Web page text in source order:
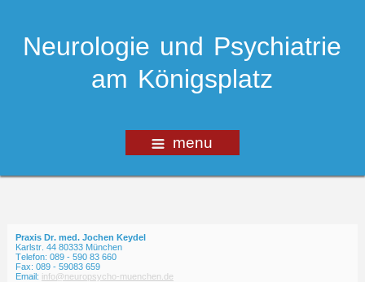
Neurologie und Psychiatrie
am Königsplatz
menu
Praxis Dr. med. Jochen Keydel
Karlstr. 44 80333 München
Telefon: 089 - 590 83 660
Fax: 089 - 59083 659
Email: info@neuropsycho-muenchen.de